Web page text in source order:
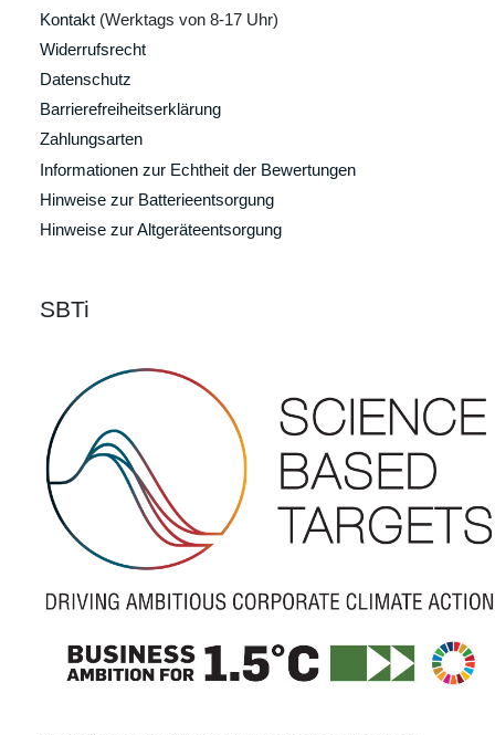
Kontakt (Werktags von 8-17 Uhr)
Widerrufsrecht
Datenschutz
Barrierefreiheitserklärung
Zahlungsarten
Informationen zur Echtheit der Bewertungen
Hinweise zur Batterieentsorgung
Hinweise zur Altgeräteentsorgung
SBTi